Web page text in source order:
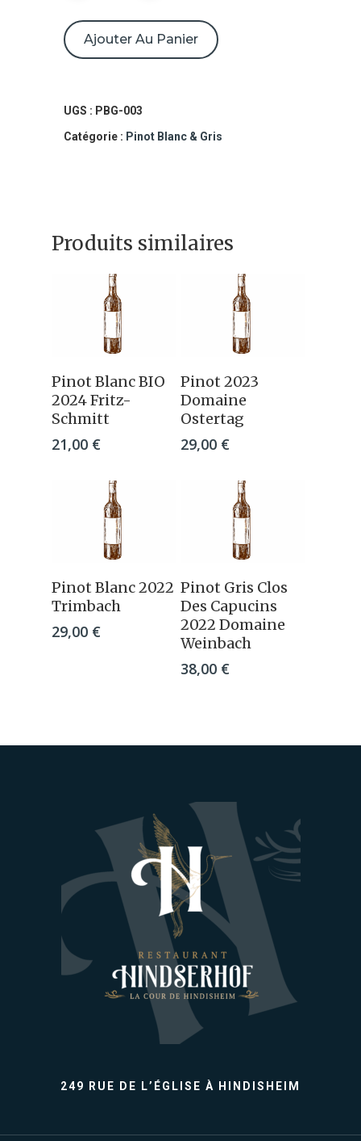
de
Pinot
Steinacker
2023
Ajouter Au Panier
UGS : PBG-003
Catégorie : Pinot Blanc & Gris
Produits similaires
Ajouter Au
Panier
Pinot Blanc BIO
2024 Fritz-
Schmitt
21,00 €
Ajouter Au
Panier
Pinot 2023
Domaine
Ostertag
29,00 €
Ajouter Au
Panier
Pinot Blanc 2022
Trimbach
29,00 €
Ajouter Au
Panier
Pinot Gris Clos
Des Capucins
2022 Domaine
Weinbach
38,00 €
249 RUE DE L’ÉGLISE À HINDISHEIM